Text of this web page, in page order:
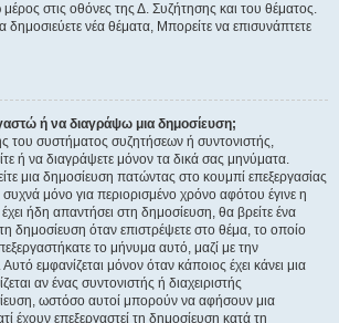
μέρος στις οθόνες της Δ. Συζήτησης και του θέματος.
δημοσιεύετε νέα θέματα, Μπορείτε να επισυνάπτετε
ή να διαγράψω μια δημοσίευση;
του συστήματος συζητήσεων ή συντονιστής,
ή να διαγράψετε μόνον τα δικά σας μηνύματα.
μια δημοσίευση πατώντας στο κουμπί επεξεργασίας
μόνο για περιορισμένο χρόνο αφότου έγινε η
ήδη απαντήσει στη δημοσίευση, θα βρείτε ένα
δημοσίευση όταν επιστρέψετε στο θέμα, το οποίο
το μήνυμα αυτό, μαζί με την
εμφανίζεται μόνον όταν κάποιος έχει κάνει μια
αν ένας συντονιστής ή διαχειριστής
ωστόσο αυτοί μπορούν να αφήσουν μια
έχουν επεξεργαστεί τη δημοσίευση κατά τη